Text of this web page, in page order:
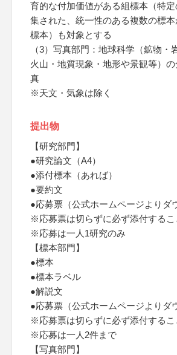
育的な付加価値がある組標本（特
集された、統一性のある複数の標本
標本）も対象とする
（3）写真部門：地球科学（鉱物・
火山・地質現象・地形や景観等）
真
※天文・気象は除く
提出物
【研究部門】
●研究論文（A4）
●添付標本（あれば）
●要約文
●応募票（公式ホームページよりダ
※応募票は切らずに必ず添付するこ
※応募は一人1研究のみ
【標本部門】
●標本
●標本ラベル
●解説文
●応募票（公式ホームページよりダ
※応募票は切らずに必ず添付するこ
※応募は一人2件まで
【写真部門】